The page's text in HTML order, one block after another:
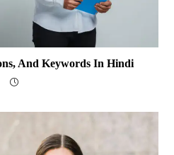
And Keywords In Hindi